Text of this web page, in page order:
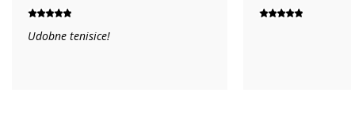
Udobne tenisice!